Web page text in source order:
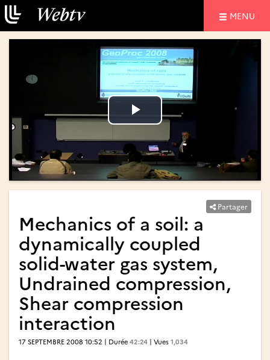
MENU
Lire
la
vidéo
Lire
la
vidéo
Partager
Mechanics of a soil: a
dynamically coupled
solid-water gas system,
Undrained compression,
Shear compression
interaction
17 SEPTEMBRE 2008 10:52 | Durée 42:24 | Vues 1,034